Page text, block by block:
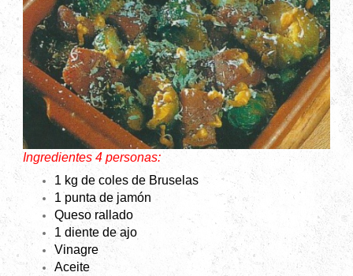
Ingredientes 4 personas:
1 kg de coles de Bruselas
1 punta de jamón
Queso rallado
1 diente de ajo
Vinagre
Aceite